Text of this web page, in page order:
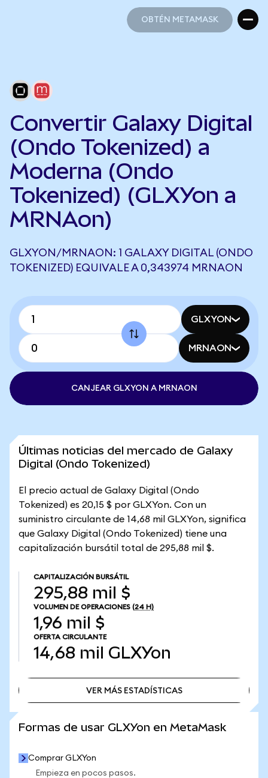
OBTÉN METAMASK
Convertir Galaxy Digital
(Ondo Tokenized) a
Moderna (Ondo
Tokenized) (GLXYon a
MRNAon)
GLXYON/MRNAON: 1 GALAXY DIGITAL (ONDO
TOKENIZED) EQUIVALE A 0,343974 MRNAON
GLXYON
MRNAON
CANJEAR GLXYON A MRNAON
Últimas noticias del mercado de Galaxy
Digital (Ondo Tokenized)
El precio actual de Galaxy Digital (Ondo
Tokenized) es 20,15 $ por GLXYon. Con un
suministro circulante de 14,68 mil GLXYon, significa
que Galaxy Digital (Ondo Tokenized) tiene una
capitalización bursátil total de 295,88 mil $.
CAPITALIZACIÓN BURSÁTIL
295,88 mil $
VOLUMEN DE OPERACIONES (24 H)
1,96 mil $
OFERTA CIRCULANTE
14,68 mil GLXYon
VER MÁS ESTADÍSTICAS
Formas de usar GLXYon en MetaMask
Comprar GLXYon
Empieza en pocos pasos.